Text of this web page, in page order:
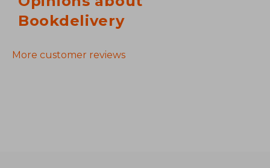
Bookdelivery
More customer reviews